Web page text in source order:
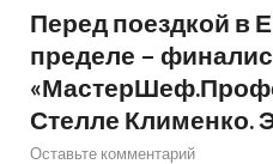
Перед поездкой в
пределе –
Стелле Клименко.
Оставьте комментарий